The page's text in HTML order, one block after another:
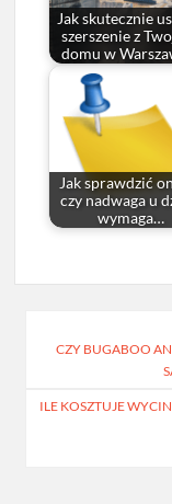
Jak skutecznie
szerszenie z
domu w
Jak sprawdzić
czy nadwaga u
wymaga…
wpisu
CZY BUGABOO
ILE KOSZTUJE